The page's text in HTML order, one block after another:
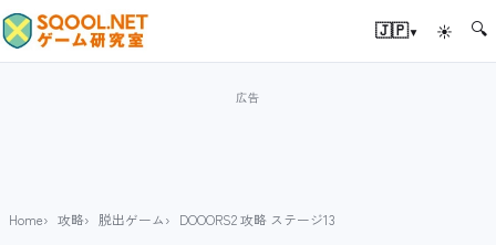
🇯🇵▾ ☀ 🔍
Home 攻略 脱出ゲーム DOOORS2 攻略 ステージ13